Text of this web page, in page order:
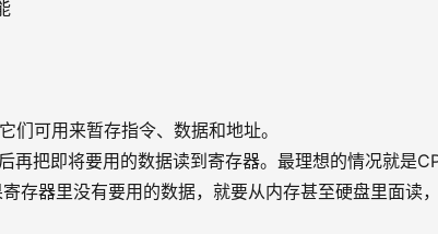
用来暂存指令、数据和地址。
把即将要用的数据读到寄存器。最理想的情况就是
存器里没有要用的数据，就要从内存甚至硬盘里面读